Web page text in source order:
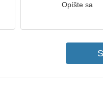
Opíšte sa